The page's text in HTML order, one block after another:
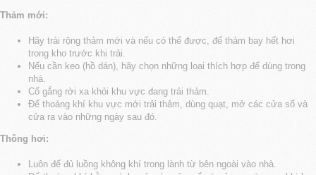
Thảm mới:
Hãy trải rộng thảm mới và nếu có thể được, để thảm bay hết hơi
trong kho trước khi trải.
Nếu cần keo (hồ dán), hãy chọn những loại thích hợp để dùng trong
nhà.
Cố gắng rời xa khỏi khu vực đang trải thảm.
Để thoáng khí khu vực mới trải thảm, dùng quạt, mở các cửa sổ và
cửa ra vào những ngày sau đó.
Thông hơi:
Luôn để đủ luồng không khí trong lành từ bên ngoài vào nhà.